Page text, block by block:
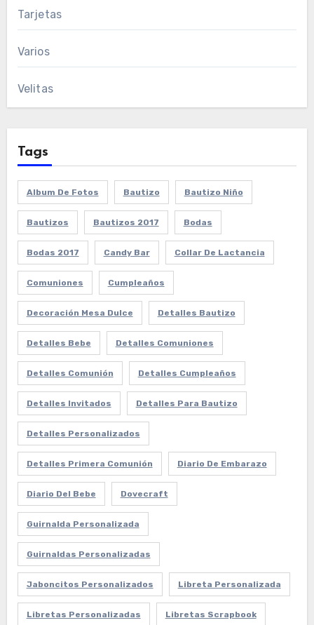
Tarjetas
Varios
Velitas
Tags
Album De Fotos Bautizo Bautizo Niño
Bautizos Bautizos 2017 Bodas
Bodas 2017 Candy Bar Collar De Lactancia
Comuniones Cumpleaños
Decoración Mesa Dulce Detalles Bautizo
Detalles Bebe Detalles Comuniones
Detalles Comunión Detalles Cumpleaños
Detalles Invitados Detalles Para Bautizo
Detalles Personalizados
Detalles Primera Comunión Diario De Embarazo
Diario Del Bebe Dovecraft
Guirnalda Personalizada
Guirnaldas Personalizadas
Jaboncitos Personalizados Libreta Personalizada
Libretas Personalizadas Libretas Scrapbook